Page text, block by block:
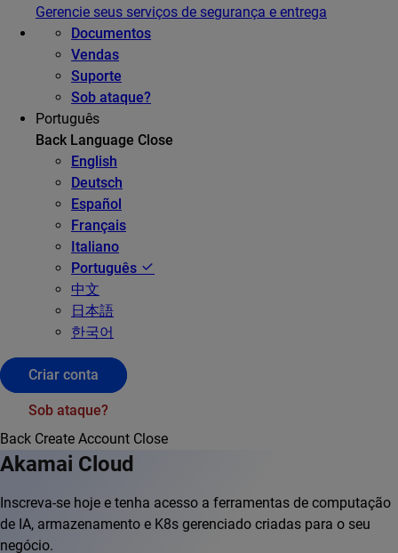
Gerencie seus serviços de segurança e entrega
Documentos
Vendas
Suporte
Sob ataque?
Português
Back Language Close
English
Deutsch
Español
Français
Italiano
Português
中文
日本語
한국어
Criar conta
Sob ataque?
Back Create Account Close
Akamai Cloud
Inscreva-se hoje e tenha acesso a ferramentas de computação
de IA, armazenamento e K8s gerenciado criadas para o seu
negócio.